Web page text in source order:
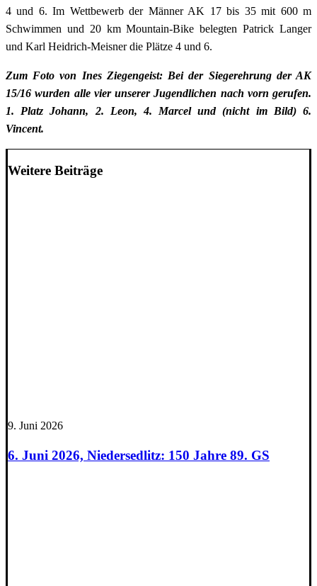
4 und 6. Im Wettbewerb der Männer AK 17 bis 35 mit 600 m
Schwimmen und 20 km Mountain-Bike belegten Patrick Langer
und Karl Heidrich-Meisner die Plätze 4 und 6.
Zum Foto von Ines Ziegengeist: Bei der Siegerehrung der AK
15/16 wurden alle vier unserer Jugendlichen nach vorn gerufen.
1. Platz Johann, 2. Leon, 4. Marcel und (nicht im Bild) 6.
Vincent.
Weitere Beiträge
9. Juni 2026
6. Juni 2026, Niedersedlitz: 150 Jahre 89. GS